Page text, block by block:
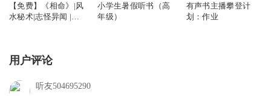
【免费】《相命》|风
水秘术|志怪异闻 |悬
小学生暑假听书（高
年级）
有声书主播攀登计
划：作业
用户评论
听友504695290